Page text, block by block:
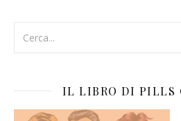
IL LIBRO DI PILLS